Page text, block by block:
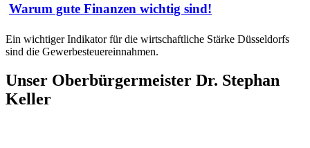
Warum gute Finanzen wichtig sind!
Ein wichtiger Indikator für die wirtschaftliche Stärke Düsseldorfs
sind die Gewerbesteuereinnahmen.
Unser Oberbürgermeister Dr. Stephan
Keller